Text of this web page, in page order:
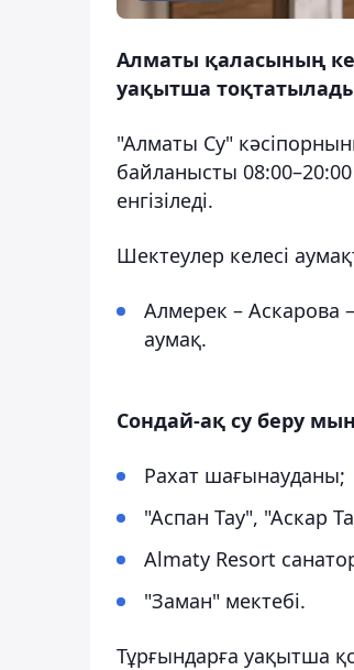
Алматы қаласының
уақытша
"Алматы Су"
байланысты
енгізіледі.
Шектеулер келесі
Алмерек – Аскарова
аумақ.
Сондай-ақ су беру
Рахат шағынауданы;
"Аспан Тау", "Аскар
Almaty Resort
"Заман" мектебі.
Тұрғындарға уақытша